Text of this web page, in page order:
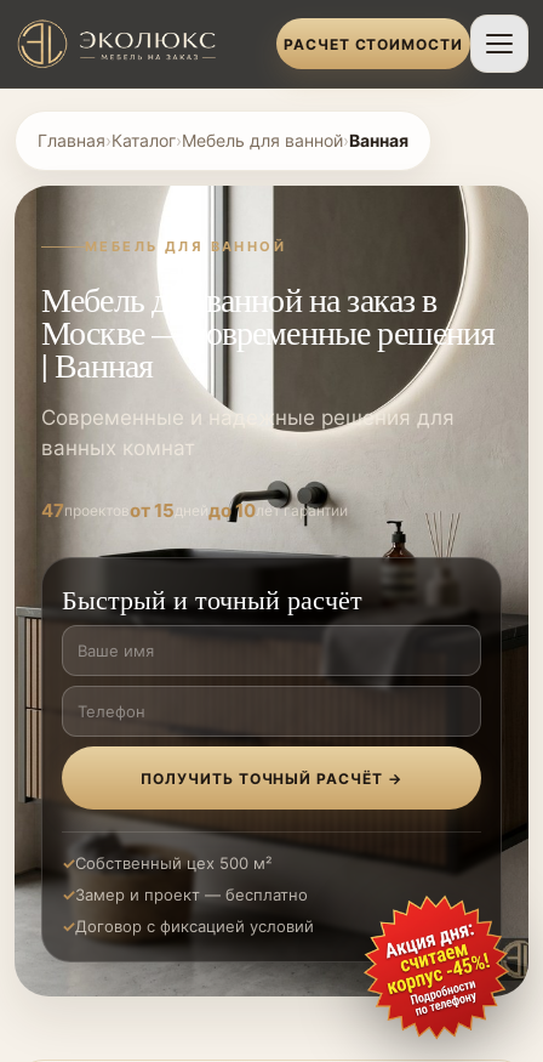
РАСЧЕТ СТОИМОСТИ
Главная›Каталог›Мебель для ванной›Ванная
МЕБЕЛЬ ДЛЯ ВАННОЙ
Мебель для ванной на заказ в
Москве — современные решения
| Ванная
Современные и надежные решения для
ванных комнат
47проектовот 15днейдо 10лет гарантии
Быстрый и точный расчёт
ПОЛУЧИТЬ ТОЧНЫЙ РАСЧЁТ →
Собственный цех 500 м²
Замер и проект — бесплатно
Договор с фиксацией условий